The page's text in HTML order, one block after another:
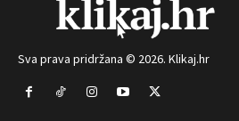
Sva prava pridržana © 2026. Klikaj.hr